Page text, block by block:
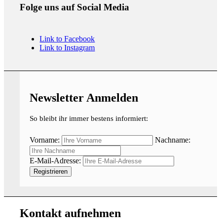
Folge uns auf Social Media
Link to Facebook
Link to Instagram
Newsletter Anmelden
So bleibt ihr immer bestens informiert:
Vorname: Nachname:
E-Mail-Adresse:
Kontakt aufnehmen